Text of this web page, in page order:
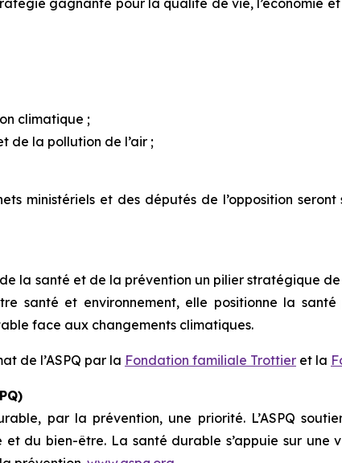
climatique ;
de la pollution de l’air ;
ministériels et des députés de l’opposition
la santé et de la prévention un pilier stratégique
santé et environnement, elle positionne la
face aux changements climatiques.
de l’ASPQ par la Fondation familiale Trottier et la
par la prévention, une priorité. L’ASPQ
du bien-être. La santé durable s’appuie sur une